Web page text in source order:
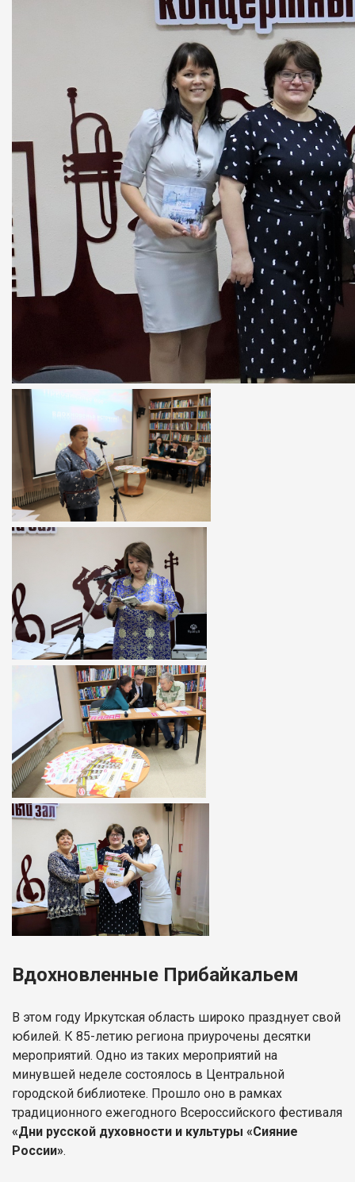
Вдохновленные Прибайкальем
В этом году Иркутская область широко празднует свой
юбилей. К 85-летию региона приурочены десятки
мероприятий. Одно из таких мероприятий на
минувшей неделе состоялось в Центральной
городской библиотеке. Прошло оно в рамках
традиционного ежегодного Всероссийского фестиваля
«Дни русской духовности и культуры «Сияние
России».